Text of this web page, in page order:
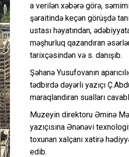
a verilən xəbərə görə,
şəraitində keçən görüşdə
ustası həyatından,
məşhurluq qazandıran
tarixçəsindən və s. danışıb.
Şəhanə Yusufovanın
tədbirdə dəyərli yazıçı
maraqlandıran sualları
Muzeyin direktoru Əminə
yazıçısına Ənənəvi
toxunan xalçanı xatirə
edib.